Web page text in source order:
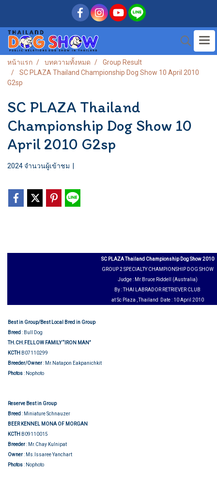
หน้าแรก บทความทั้งหมด
Group Result
SC PLAZA Thailand Championship Dog Show 10 April 2010
G2sp
SC PLAZA Thailand
Championship Dog Show 10
April 2010 G2sp
2024 จำนวนผู้เข้าชม
SC PLAZA Thailand Championship Dog Show 2010
GROUP 2 SPECIALTY CHAMPIONSHIP DOG SHOW
Judge : Mr.Bruce Riddell (Australia)
By : THAI LABRADOR RETRIEVER CLUB
at Sc Plaza , Thailand Date : 10 April 2010
Best in Group/Best Local Bred in Group
Breed : Bull Dog
TH.CH.FELLOW FAMILY “IRON MAN”
KCTH B07110299
Breeder/Owner: Mr.Natapon Eakpanichkit
Photos: Nophoto
Reserve Best in Group
Breed : Miniature Schnauzer
BEER KENNEL MONA OF MORGAN
KCTH B09110015
Breeder: Mr.Chay Kulnipat
Owner: Ms.Issaree Yanchart
Photos: Nophoto